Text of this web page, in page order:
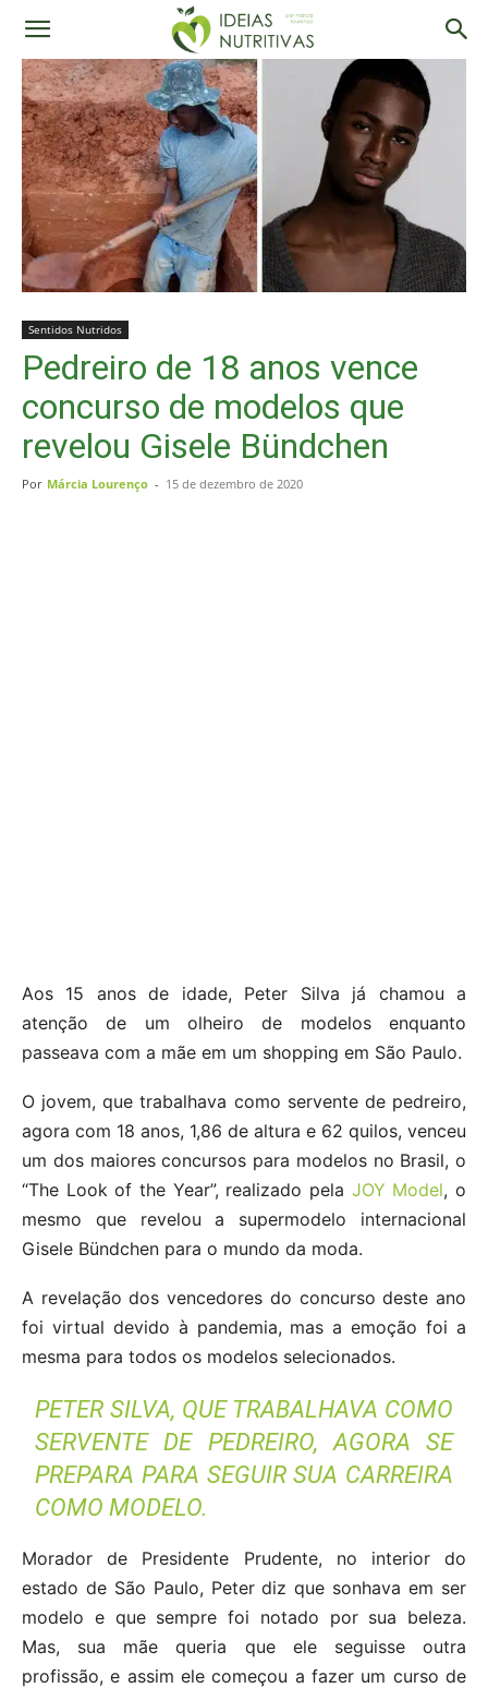
Sentidos Nutridos
Pedreiro de 18 anos vence
concurso de modelos que
revelou Gisele Bündchen
Por Márcia Lourenço - 15 de dezembro de 2020
Aos 15 anos de idade, Peter Silva já chamou a
atenção de um olheiro de modelos enquanto
passeava com a mãe em um shopping em São Paulo.
O jovem, que trabalhava como servente de pedreiro,
agora com 18 anos, 1,86 de altura e 62 quilos, venceu
um dos maiores concursos para modelos no Brasil, o
“The Look of the Year”, realizado pela JOY Model, o
mesmo que revelou a supermodelo internacional
Gisele Bündchen para o mundo da moda.
A revelação dos vencedores do concurso deste ano
foi virtual devido à pandemia, mas a emoção foi a
mesma para todos os modelos selecionados.
PETER SILVA, QUE TRABALHAVA COMO
SERVENTE DE PEDREIRO, AGORA SE
PREPARA PARA SEGUIR SUA CARREIRA
COMO MODELO.
Morador de Presidente Prudente, no interior do
estado de São Paulo, Peter diz que sonhava em ser
modelo e que sempre foi notado por sua beleza.
Mas, sua mãe queria que ele seguisse outra
profissão, e assim ele começou a fazer um curso de